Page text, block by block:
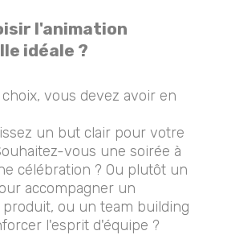
l'animation
idéale ?
vous devez avoir en
un but clair pour votre
vous une soirée à
célébration ? Ou plutôt un
accompagner un
produit, ou un team building
l'esprit d'équipe ?